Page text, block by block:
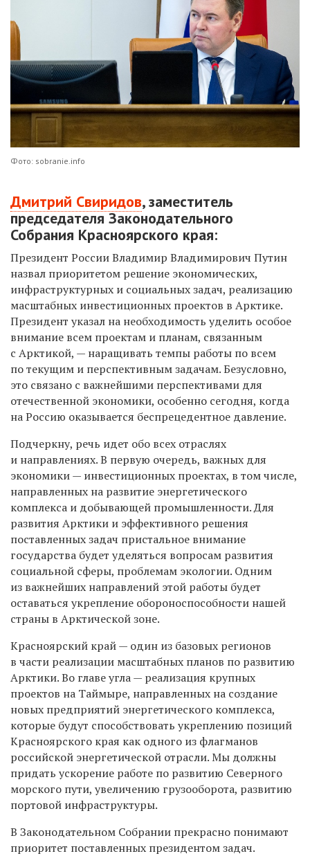
Фото: sobranie.info
Дмитрий Свиридов, заместитель
председателя Законодательного
Собрания Красноярского края:
Президент России Владимир Владимирович Путин
назвал приоритетом решение экономических,
инфраструктурных и социальных задач, реализацию
масштабных инвестиционных проектов в Арктике.
Президент указал на необходимость уделить особое
внимание всем проектам и планам, связанным
с Арктикой, — наращивать темпы работы по всем
по текущим и перспективным задачам. Безусловно,
это связано с важнейшими перспективами для
отечественной экономики, особенно сегодня, когда
на Россию оказывается беспрецедентное давление.
Подчеркну, речь идет обо всех отраслях
и направлениях. В первую очередь, важных для
экономики — инвестиционных проектах, в том числе,
направленных на развитие энергетического
комплекса и добывающей промышленности. Для
развития Арктики и эффективного решения
поставленных задач пристальное внимание
государства будет уделяться вопросам развития
социальной сферы, проблемам экологии. Одним
из важнейших направлений этой работы будет
оставаться укрепление обороноспособности нашей
страны в Арктической зоне.
Красноярский край — один из базовых регионов
в части реализации масштабных планов по развитию
Арктики. Во главе угла — реализация крупных
проектов на Таймыре, направленных на создание
новых предприятий энергетического комплекса,
которые будут способствовать укреплению позиций
Красноярского края как одного из флагманов
российской энергетической отрасли. Мы должны
придать ускорение работе по развитию Северного
морского пути, увеличению грузооборота, развитию
портовой инфраструктуры.
В Законодательном Собрании прекрасно понимают
приоритет поставленных президентом задач.